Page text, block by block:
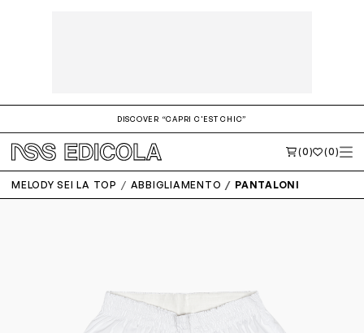
DISCOVER “CAPRI C'EST CHIC”
(0) (0)
MELODY SEI LA TOP ABBIGLIAMENTO PANTALONI